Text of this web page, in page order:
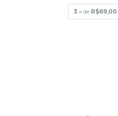
3 x de R$69,00